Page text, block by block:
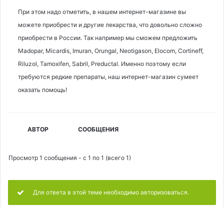
При этом надо отметить, в нашем интернет-магазине вы
можете приобрести и другие лекарства, что довольно сложно
приобрести в России. Так например мы сможем предложить
Madopar, Micardis, Imuran, Orungal, Neotigason, Elocom, Cortineff,
Riluzol, Tamoxifen, Sabril, Preductal. Именно поэтому если
требуются редкие препараты, наш интернет-магазин сумеет
оказать помощь!
АВТОР СООБЩЕНИЯ
Просмотр 1 сообщения - с 1 по 1 (всего 1)
Для ответа в этой теме необходимо авторизоваться.